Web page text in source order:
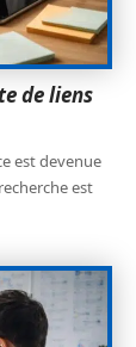
de liens
est devenue
est